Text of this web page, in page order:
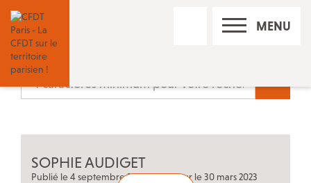
RECHERCHE MENU
Nos réseaux sociaux
Contact
SOPHIE AUDIGET
Publié le 4 septembre 2017 • Mis à jour le 30 mars 2023